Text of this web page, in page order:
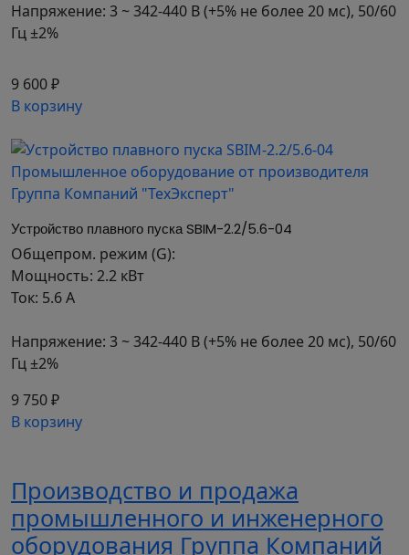
ограниченных пространств благодаря
книжному формату.
панель позволяет удобно вводить
параметры и следить за несколькими
Удобство монтажа: Устанавливается как на
DIN-рейку, так и на монтажную плату.
Бесперебойное питание: Независимое
питание управляющей части.
Сетевой протокол: Поддержка Modbus RTU
для дистанционного управления и
интеграции в системы.
Простота
и остановка с оптимальными защитными
настройками.
Гарантия: 2 года.
Серия
Мощность, кВт
Ток, А
Напряжение: 3 ~ 342-440 В (+5% не более 20 мс), 50/60
Гц ±2%
9 600 ₽
В корзину
Устройство плавного пуска SBIM-2.2/5.6-04
Общепром. режим (G):
Мощность: 2.2 кВт
Ток: 5.6 А
Напряжение: 3 ~ 342-440 В (+5% не более 20 мс), 50/60
Гц ±2%
9 750 ₽
В корзину
Производство и продажа
промышленного и инженерного
оборудования Группа Компаний